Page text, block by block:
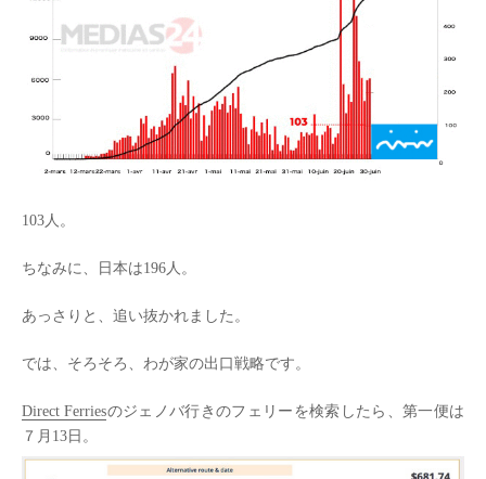
103人。
ちなみに、日本は196人。
あっさりと、追い抜かれました。
では、そろそろ、わが家の出口戦略です。
Direct Ferriesのジェノバ行きのフェリーを検索したら、第一便は
７月13日。